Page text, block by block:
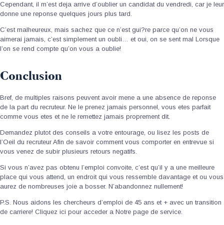
Cependant, il m’est deja arrive d’oublier un candidat du vendredi, car je leur
donne une reponse quelques jours plus tard.
C’est malheureux, mais sachez que ce n’est gui?re parce qu’on ne vous
aimerai jamais, c’est simplement un oubli… et oui, on se sent mal Lorsque
l’on se rend compte qu’on vous a oublie!
Conclusion
Bref, de multiples raisons peuvent avoir mene a une absence de reponse
de la part du recruteur. Ne le prenez jamais personnel, vous etes parfait
comme vous etes et ne le remettez jamais proprement dit.
Demandez plutot des conseils a votre entourage, ou lisez les posts de
l’Oeil du recruteur Afin de savoir comment vous comporter en entrevue si
vous venez de subir plusieurs retours negatifs.
Si vous n’avez pas obtenu l’emploi convoite, c’est qu’il y a une meilleure
place qui vous attend, un endroit qui vous ressemble davantage et ou vous
aurez de nombreuses joie a bosser. N’abandonnez nullement!
P.S. Nous aidons les chercheurs d’emploi de 45 ans et + avec un transition
de carriere! Cliquez ici pour acceder a Notre page de service.